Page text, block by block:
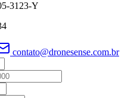
3123-Y
contato@dronesense.com.br